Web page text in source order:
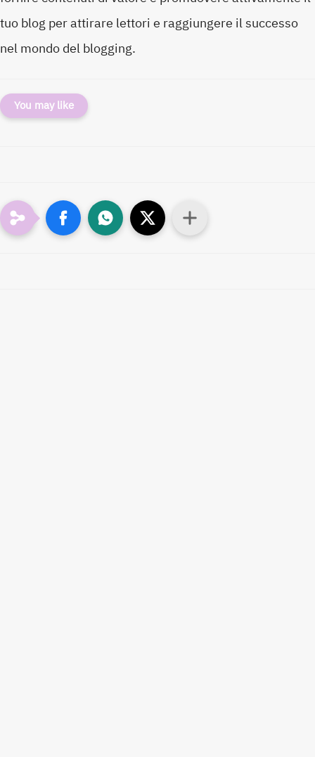
tuo blog per attirare lettori e raggiungere il successo
nel mondo del blogging.
You may like